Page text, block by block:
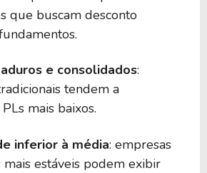
que buscam desconto
e consolidados:
tendem a
mais baixos.
inferior à média: empresas
estáveis podem exibir